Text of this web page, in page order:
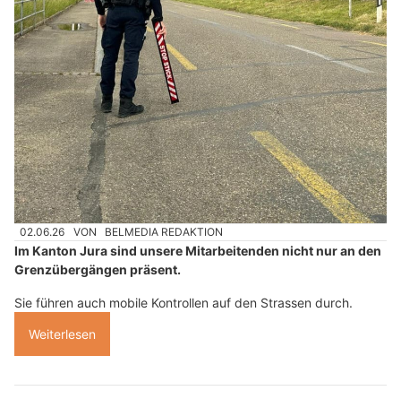
02.06.26 VON BELMEDIA REDAKTION
Im Kanton Jura sind unsere Mitarbeitenden nicht nur an den
Grenzübergängen präsent.
Sie führen auch mobile Kontrollen auf den Strassen durch.
Weiterlesen